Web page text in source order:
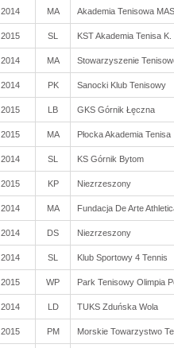
2014 MA Akademia Tenisowa
2015 SL KST Akademia Tenisa
2014 MA Stowarzyszenie
2014 PK Sanocki Klub Tenisowy
2015 LB GKS Górnik Łęczna
2015 MA Płocka Akademia Tenisa
2014 SL KS Górnik Bytom
2015 KP Niezrzeszony
2014 MA Fundacja De Arte
2014 DS Niezrzeszony
2014 SL Klub Sportowy 4 Tennis
2015 WP Park Tenisowy Olimpia
2014 LD TUKS Zduńska Wola
2015 PM Morskie Towarzystwo